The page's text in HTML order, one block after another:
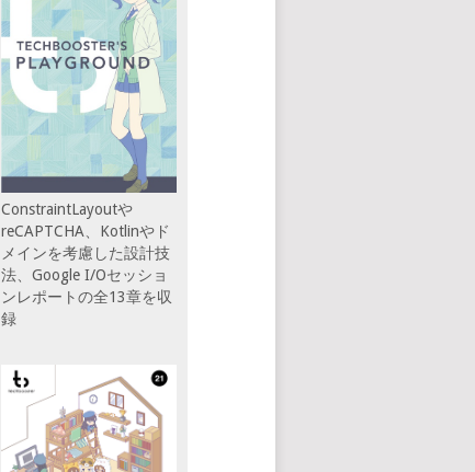
ConstraintLayoutや
reCAPTCHA、Kotlinやド
メインを考慮した設計技
法、Google I/Oセッショ
ンレポートの全13章を収
録